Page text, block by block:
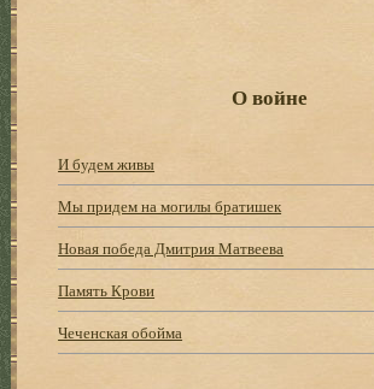
О войне
И будем живы
Мы придем на могилы братишек
Новая победа Дмитрия Матвеева
Память Крови
Чеченская обойма